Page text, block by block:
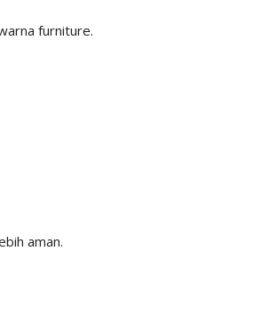
furniture.
aman.